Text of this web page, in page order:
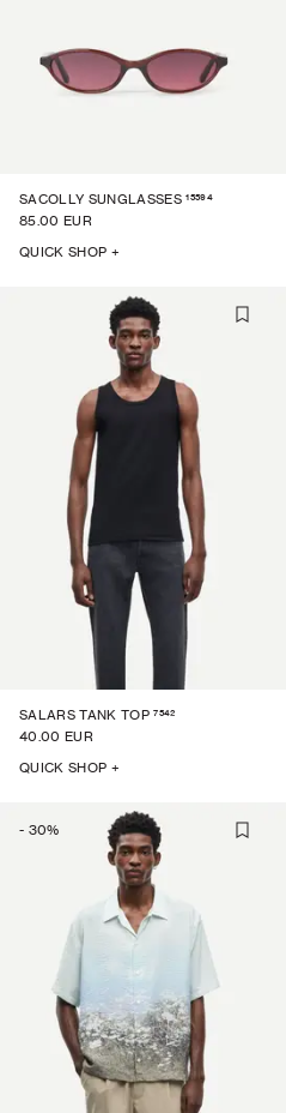
SACOLLY SUNGLASSES 15594
85.00 EUR
QUICK SHOP +
SALARS TANK TOP 7542
40.00 EUR
QUICK SHOP +
- 30%